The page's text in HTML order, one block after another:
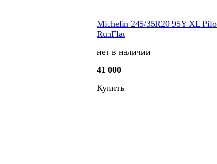
Michelin 245/35R20 95Y XL
RunFlat
нет в наличии
41 000
Купить